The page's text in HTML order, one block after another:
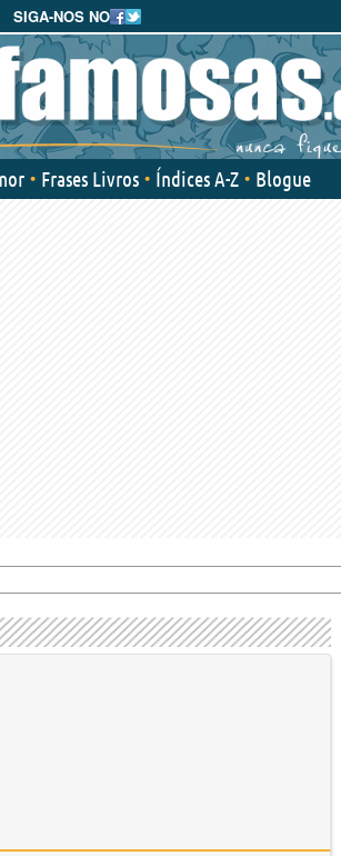
SIGA-NOS NO
Frases Livros Índices A-Z Blogue